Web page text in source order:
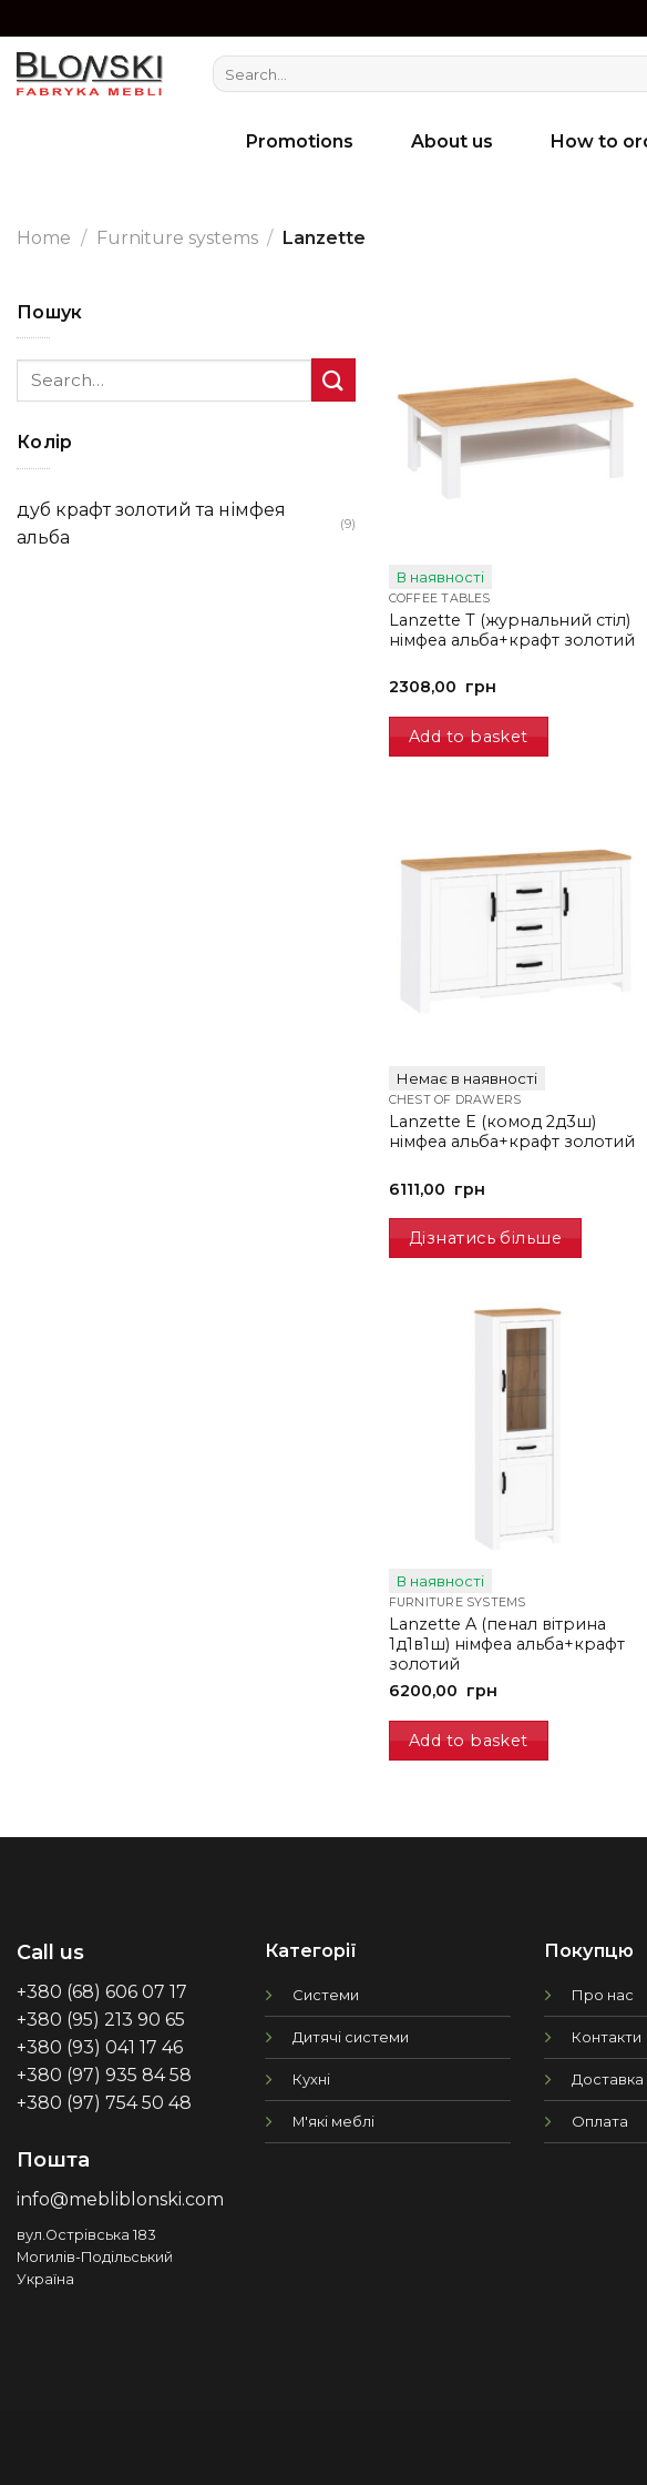
to
content
Search
for:
Promotions About us How to
Home / Furniture systems / Lanzette
Пошук
Search
for:
Колір
дуб крафт золотий та німфея
альба
(9)
В наявності
COFFEE TABLES
Lanzette T (журнальний стіл)
німфеа альба+крафт золотий
2308,00 грн
Add to basket
Немає в наявності
CHEST OF DRAWERS
Lanzette E (комод 2д3ш)
німфеа альба+крафт золотий
6111,00 грн
Дізнатись більше
В наявності
FURNITURE SYSTEMS
Lanzette A (пенал вітрина
1д1в1ш) німфеа альба+крафт
золотий
6200,00 грн
Add to basket
Call us
+380 (68) 606 07 17
+380 (95) 213 90 65
+380 (93) 041 17 46
+380 (97) 935 84 58
+380 (97) 754 50 48
Пошта
info@mebliblonski.com
вул.Острівська 183
Могилів-Подільський
Україна
Категорії
Системи
Дитячі системи
Кухні
М'які меблі
Покупцю
Про нас
Контакти
Оплата